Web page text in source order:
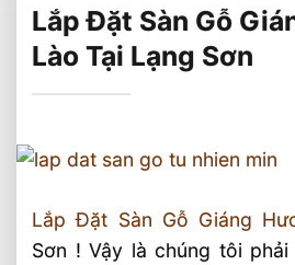
Lắp Đặt Sàn Gỗ
Lào Tại Lạng Sơn
Lắp Đặt Sàn Gỗ Giáng
Sơn ! Vậy là chúng tôi